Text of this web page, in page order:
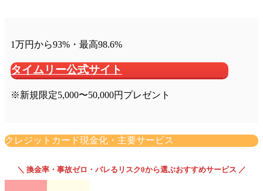
1万円から93%・最高98.6%
タイムリー公式サイト
※新規限定5,000〜50,000円プレゼント
クレジットカード現金化・主要サービス
＼ 換金率・事故ゼロ・バレるリスク0から選ぶおすすめサービス ／